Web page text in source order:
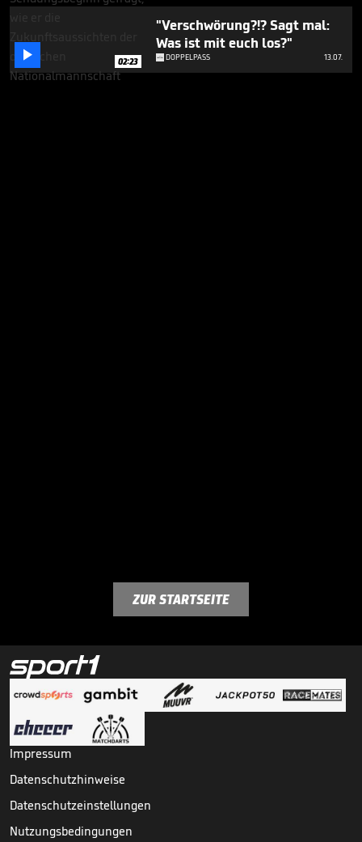
 02:23
"Verschwörung?!? Sagt mal:
Was ist mit euch los?"
DOPPELPASS 13.07.
ZUR STARTSEITE
Impressum
Datenschutzhinweise
Datenschutzeinstellungen
Nutzungsbedingungen